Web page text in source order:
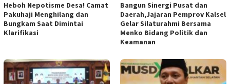
Heboh Nepotisme Desa! Camat
Pakuhaji Menghilang dan
Bungkam Saat Dimintai
Klarifikasi
Bangun Sinergi Pusat dan
Daerah,Jajaran Pemprov Kalsel
Gelar Silaturahmi Bersama
Menko Bidang Politik dan
Keamanan